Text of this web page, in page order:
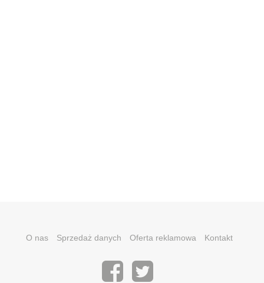
O nas Sprzedaż danych Oferta reklamowa Kontakt